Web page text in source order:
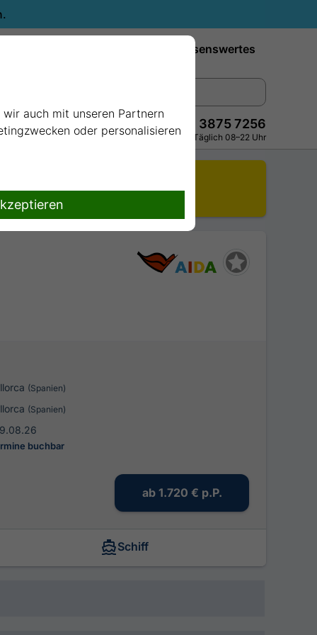
Wissenswertes
+49 228 3875 7256
Persönlich · Kostenlos · Täglich 08–22 Uhr
(Spanien)
(Spanien)
buchbar
ab 1.720 € p.P.
Schiff
auch mit unseren Partnern
oder personalisieren